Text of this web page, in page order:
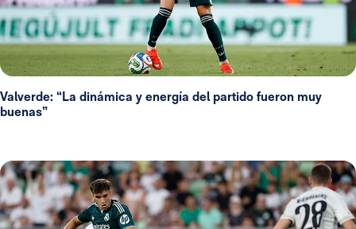
Valverde: “La dinámica y energía del partido fueron muy
buenas”